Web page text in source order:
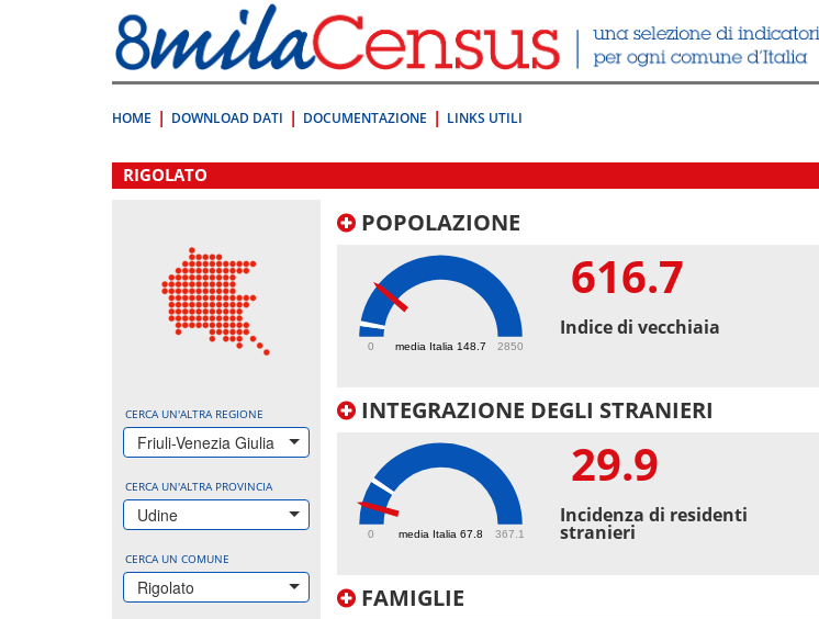
direttamente
a:
Contenuto
HOME DOWNLOAD DATI DOCUMENTAZIONE LINKS UTILI
.
RIGOLATO
CERCA UN'ALTRA REGIONE
Friuli-Venezia Giulia
CERCA UN'ALTRA PROVINCIA
Udine
CERCA UN COMUNE
Rigolato
POPOLAZIONE
media Italia 148.7
0 2850
616.7
Indice di vecchiaia
INTEGRAZIONE DEGLI STRANIERI
media Italia 67.8
0 367.1
29.9
Incidenza di residenti
stranieri
FAMIGLIE